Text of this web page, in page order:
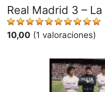
Real Madrid 3 –
10,00 (1 valoraciones)